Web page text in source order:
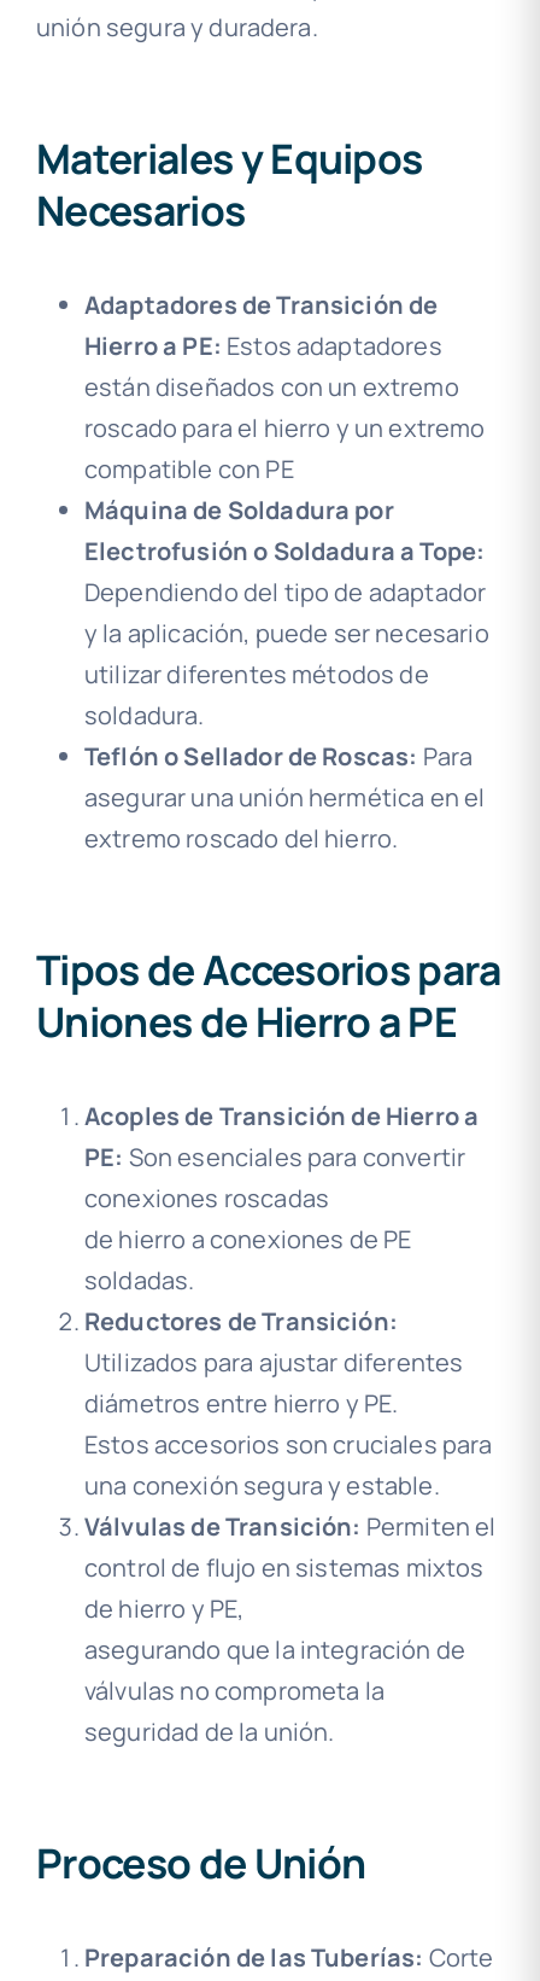
unión segura y duradera.
Materiales y Equipos
Necesarios
Adaptadores de Transición de
Hierro a PE: Estos adaptadores
están diseñados con un extremo
roscado para el hierro y un extremo
compatible con PE
Máquina de Soldadura por
Electrofusión o Soldadura a Tope:
Dependiendo del tipo de adaptador
y la aplicación, puede ser necesario
utilizar diferentes métodos de
soldadura.
Teflón o Sellador de Roscas: Para
asegurar una unión hermética en el
extremo roscado del hierro.
Tipos de Accesorios para
Uniones de Hierro a PE
Acoples de Transición de Hierro a
PE: Son esenciales para convertir
conexiones roscadas
de hierro a conexiones de PE
soldadas.
Reductores de Transición:
Utilizados para ajustar diferentes
diámetros entre hierro y PE.
Estos accesorios son cruciales para
una conexión segura y estable.
Válvulas de Transición: Permiten el
control de flujo en sistemas mixtos
de hierro y PE,
asegurando que la integración de
válvulas no comprometa la
seguridad de la unión.
Proceso de Unión
Preparación de las Tuberías: Corte